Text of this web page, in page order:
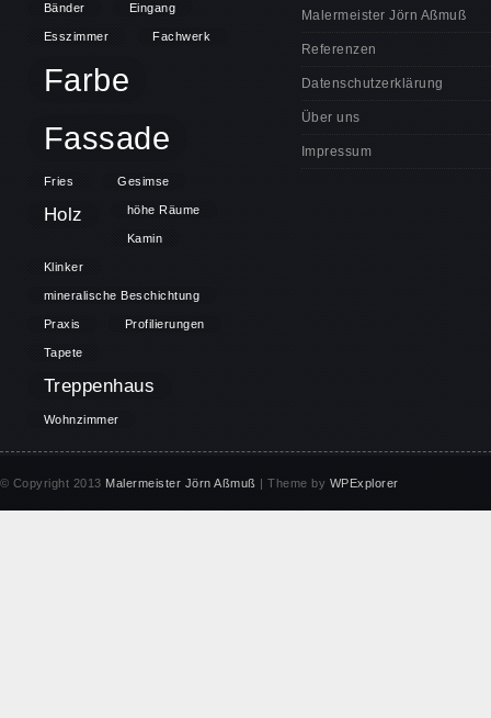
Bänder Eingang
Esszimmer Fachwerk
Farbe
Fassade
Fries Gesimse
Holz höhe Räume
Kamin
Klinker
mineralische Beschichtung
Praxis Profilierungen
Tapete
Treppenhaus
Wohnzimmer
Malermeister Jörn Aßmuß
Referenzen
Datenschutzerklärung
Über uns
Impressum
© Copyright 2013 Malermeister Jörn Aßmuß | Theme by WPExplorer